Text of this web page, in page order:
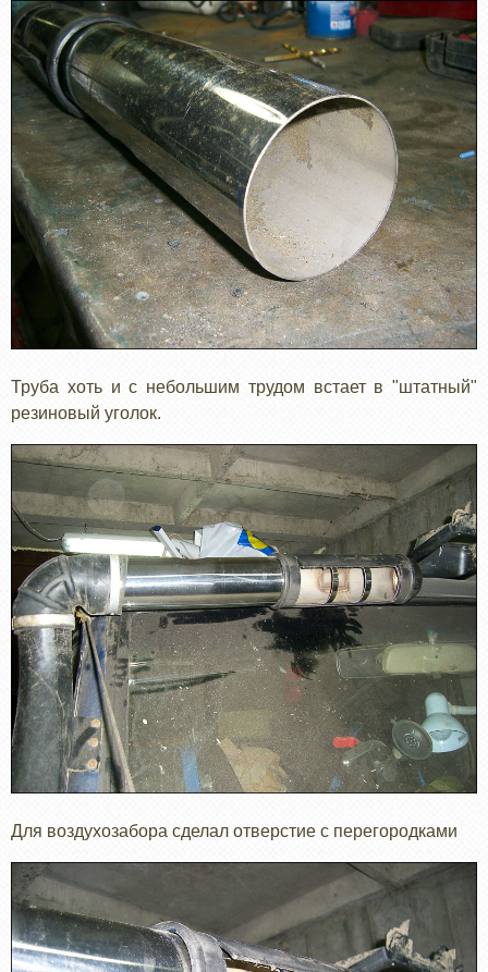
Труба хоть и с небольшим трудом встает в "штатный"
резиновый уголок.
Для воздухозабора сделал отверстие с перегородками